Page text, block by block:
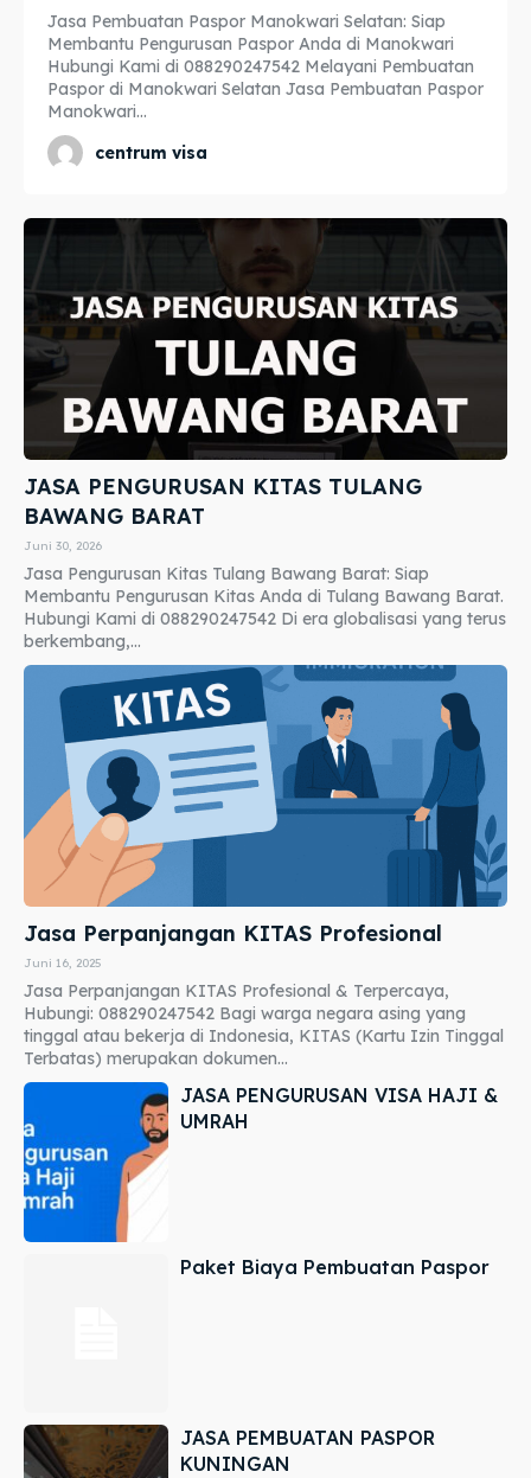
Cari
Cari
Jasa Pembuatan Paspor Manokwari Selatan: Siap
Membantu Pengurusan Paspor Anda di Manokwari
Hubungi Kami di 088290247542 Melayani Pembuatan
Paspor di Manokwari Selatan Jasa Pembuatan Paspor
Manokwari...
centrum visa
JASA PENGURUSAN KITAS TULANG
BAWANG BARAT
Juni 30, 2026
Jasa Pengurusan Kitas Tulang Bawang Barat: Siap
Membantu Pengurusan Kitas Anda di Tulang Bawang Barat.
Hubungi Kami di 088290247542 Di era globalisasi yang terus
berkembang,...
Jasa Perpanjangan KITAS Profesional
Juni 16, 2025
Jasa Perpanjangan KITAS Profesional & Terpercaya,
Hubungi: 088290247542 Bagi warga negara asing yang
tinggal atau bekerja di Indonesia, KITAS (Kartu Izin Tinggal
Terbatas) merupakan dokumen...
JASA PENGURUSAN VISA HAJI &
UMRAH
Paket Biaya Pembuatan Paspor
JASA PEMBUATAN PASPOR
KUNINGAN